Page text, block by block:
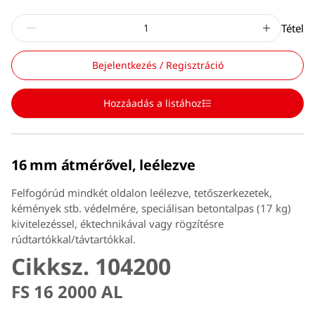
Tétel
Bejelentkezés / Regisztráció
Hozzáadás a listához
16 mm átmérővel, leélezve
Felfogórúd mindkét oldalon leélezve, tetőszerkezetek,
kémények stb. védelmére, speciálisan betontalpas (17 kg)
kivitelezéssel, éktechnikával vagy rögzítésre
rúdtartókkal/távtartókkal.
Cikksz. 104200
FS 16 2000 AL